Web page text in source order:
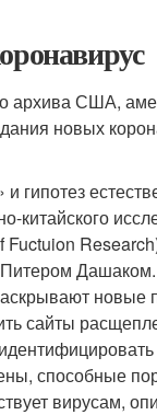
архива США,
новых
гипотез
новые
сайты
способные
вирусам,